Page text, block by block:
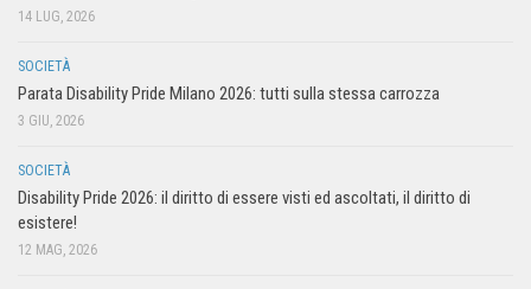
14 LUG, 2026
SOCIETÀ
Parata Disability Pride Milano 2026: tutti sulla stessa carrozza
3 GIU, 2026
SOCIETÀ
Disability Pride 2026: il diritto di essere visti ed ascoltati, il diritto di
esistere!
12 MAG, 2026